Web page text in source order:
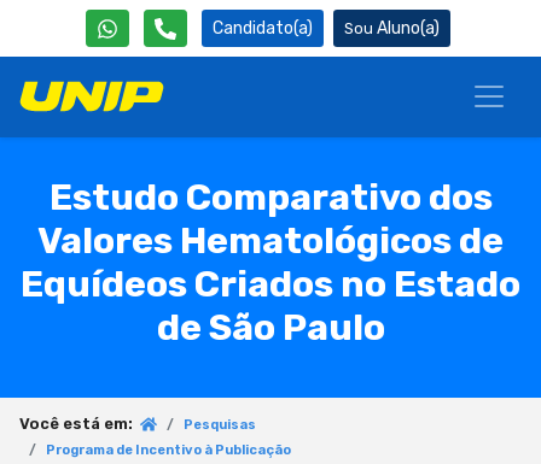
Candidato(a) Aluno(a)
Estudo Comparativo dos
Valores Hematológicos de
Equídeos Criados no Estado
de São Paulo
Você está em:
Pesquisas
Programa de Incentivo à Publicação